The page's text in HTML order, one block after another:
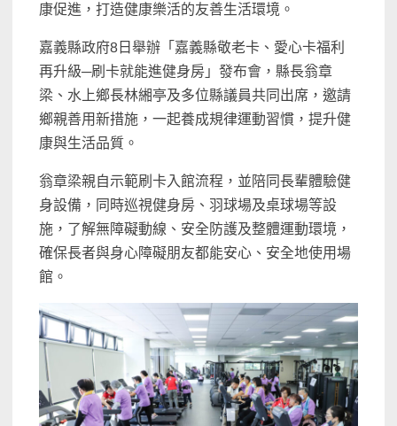
康促進，打造健康樂活的友善生活環境。
嘉義縣政府8日舉辦「嘉義縣敬老卡、愛心卡福利
再升級─刷卡就能進健身房」發布會，縣長翁章
梁、水上鄉長林緗亭及多位縣議員共同出席，邀請
鄉親善用新措施，一起養成規律運動習慣，提升健
康與生活品質。
翁章梁親自示範刷卡入館流程，並陪同長輩體驗健
身設備，同時巡視健身房、羽球場及桌球場等設
施，了解無障礙動線、安全防護及整體運動環境，
確保長者與身心障礙朋友都能安心、安全地使用場
館。